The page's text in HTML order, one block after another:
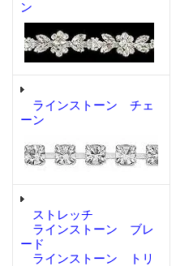
ン
ラインストーン チェ
ーン
ストレッチ
ラインストーン ブレ
ード
ラインストーン トリ